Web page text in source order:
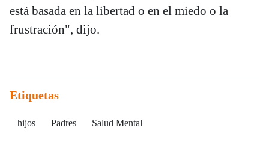
está basada en la libertad o en el miedo o la
frustración", dijo.
Etiquetas
hijos Padres Salud Mental